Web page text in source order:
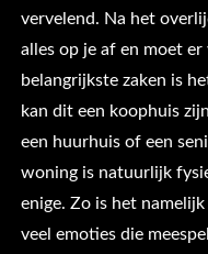
vervelend. Na het
alles op je af en moet
belangrijkste zaken is
kan dit een koophuis
een huurhuis of een
woning is natuurlijk
enige. Zo is het
veel emoties die